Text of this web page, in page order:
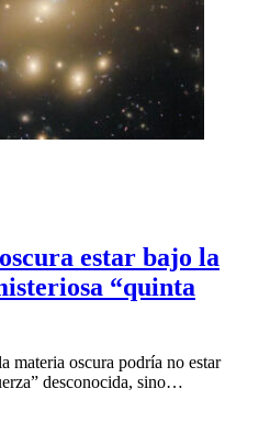
estar bajo la
“quinta
materia oscura podría no estar
desconocida, sino…